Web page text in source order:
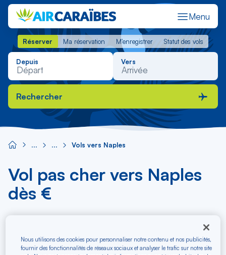
Menu
Réserver Ma réservation M'enregistrer Statut des vols
Réserver Ma réservation M'enregistrer Statut des vols
Depuis Vers
Rechercher
Vols vers Naples
Vol pas cher vers Naples
dès €
vols en A/R vers Naples
Nous utilisons des cookies pour personnaliser notre contenu et nos publicités,
fournir des fonctionnalités de réseaux sociaux et analyser le trafic sur notre site